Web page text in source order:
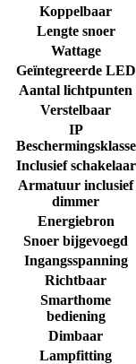
Koppelbaar
Lengte snoer
Wattage
Geïntegreerde LED
Aantal lichtpunten
Verstelbaar
IP
Beschermingsklasse
Inclusief schakelaar
Armatuur inclusief
dimmer
Energiebron
Snoer bijgevoegd
Ingangsspanning
Richtbaar
Smarthome
bediening
Dimbaar
Lampfitting